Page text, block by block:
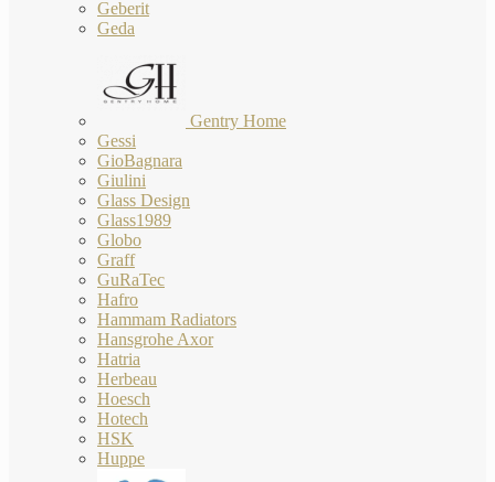
Geberit
Geda
Gentry Home
Gessi
GioBagnara
Giulini
Glass Design
Glass1989
Globo
Graff
GuRaTec
Hafro
Hammam Radiators
Hansgrohe Axor
Hatria
Herbeau
Hoesch
Hotech
HSK
Huppe